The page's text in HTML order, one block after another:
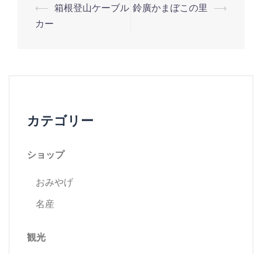
投
ゲ
ー
シ
⟵ 箱根登山ケーブル
カー
鈴廣かまぼこの里 ⟶
カテゴリー
ショップ
おみやげ
名産
観光